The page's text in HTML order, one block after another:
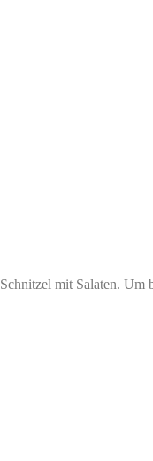
mit Salaten.